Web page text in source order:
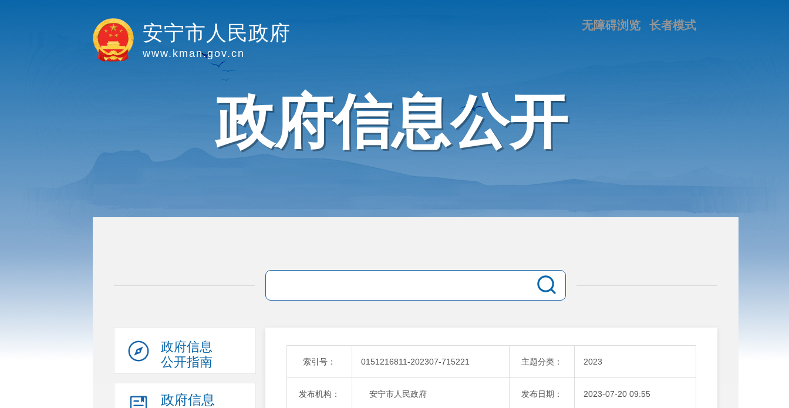
长者模式
无障碍浏览
安宁市人民政府
www.kman.gov.cn
政府信息公开
政府信息
公开指南
政府信息
索引号： 0151216811-202307-715221 主题分类： 2023
发布机构： 安宁市人民政府 发布日期： 2023-07-20 09:55